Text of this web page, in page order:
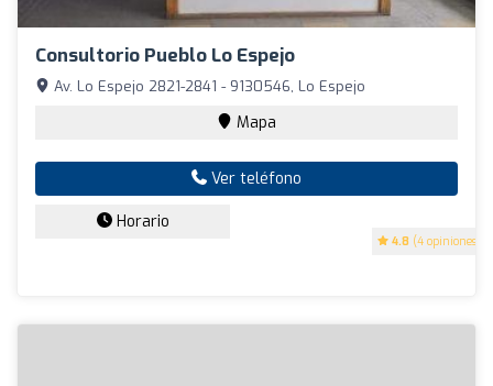
Consultorio Pueblo Lo Espejo
4.8 (4 opiniones)
Av. Lo Espejo 2821-2841 - 9130546, Lo Espejo
Mapa
Ver teléfono
Horario